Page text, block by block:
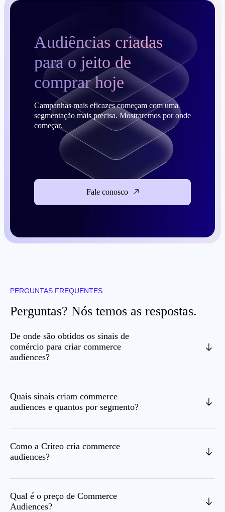
Audiências criadas
para o jeito de
comprar hoje
Campanhas mais eficazes começam com uma
segmentação mais precisa. Mostraremos por onde
começar.
Fale conosco
PERGUNTAS FREQUENTES
Perguntas? Nós temos as respostas.
De onde são obtidos os sinais de
comércio para criar commerce
audiences?
Quais sinais criam commerce
audiences e quantos por segmento?
Como a Criteo cria commerce
audiences?
Qual é o preço de Commerce
Audiences?